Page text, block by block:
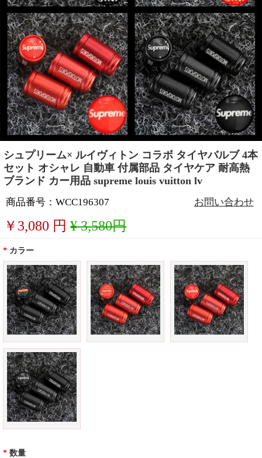
シュプリーム× ルイヴィトン コラボ タイヤバルブ 4本
セット オシャレ 自動車 付属部品 タイヤケア 耐高熱
ブランド カー用品 supreme louis vuitton lv
商品番号：WCC196307 お問い合わせ
￥ 3,080 円 ¥ 3,580円
* カラー
* 数量